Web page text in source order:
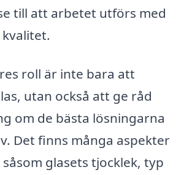
till att arbetet utförs med
roll är inte bara att
utan också att ge råd
om de bästa lösningarna
Det finns många aspekter
glasets tjocklek, typ